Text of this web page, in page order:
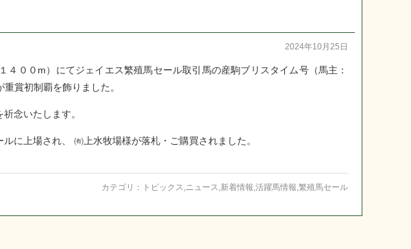
2024年10月25日
００m）にてジェイエス繁殖馬セール取引馬の産駒ブリスタイム号（馬主：
賞初制覇を飾りました。
念いたします。
に上場され、 ㈲上水牧場様が落札・ご購買されました。
カテゴリ： トピックス ニュース 新着情報 活躍馬情報 繁殖馬セール